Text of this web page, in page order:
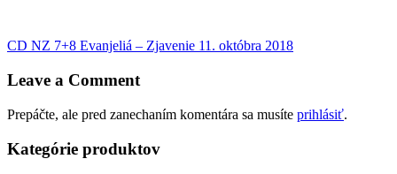
Navigácia
v
CD NZ 7+8 Evanjeliá – Zjavenie Previous
11. októbra 2018
Leave a Comment
Prepáčte, ale pred zanechaním komentára sa musíte prihlásiť.
Kategórie produktov